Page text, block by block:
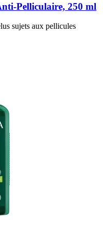
​Pelliculaire, 250 ml
sujets aux pellicules